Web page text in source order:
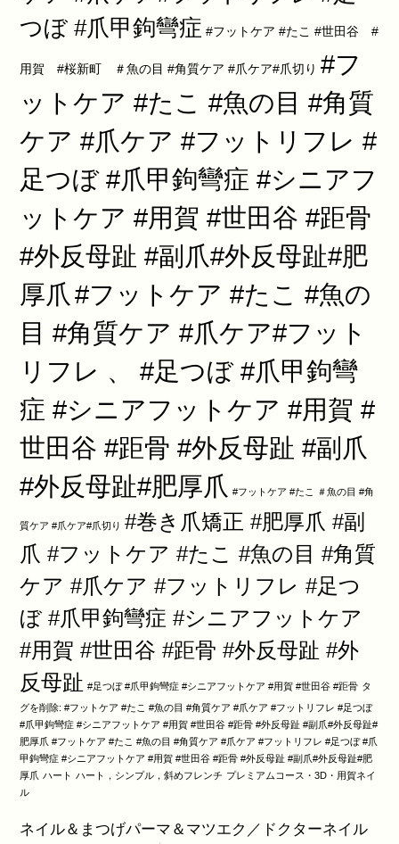
つぼ #爪甲鉤彎症 #フットケア #たこ #世田谷 #
用賀 #桜新町 ＃魚の目 #角質ケア #爪ケア#爪切り #フ
ットケア #たこ #魚の目 #角質
ケア #爪ケア #フットリフレ #
足つぼ #爪甲鉤彎症 #シニアフ
ットケア #用賀 #世田谷 #距骨
#外反母趾 #副爪#外反母趾#肥
厚爪 #フットケア #たこ #魚の
目 #角質ケア #爪ケア#フット
リフレ 、 #足つぼ #爪甲鉤彎
症 #シニアフットケア #用賀 #
世田谷 #距骨 #外反母趾 #副爪
#外反母趾#肥厚爪 #フットケア #たこ ＃魚の目 #角
質ケア #爪ケア#爪切り #巻き爪矯正 #肥厚爪 #副
爪 #フットケア #たこ #魚の目 #角質
ケア #爪ケア #フットリフレ #足つ
ぼ #爪甲鉤彎症 #シニアフットケア
#用賀 #世田谷 #距骨 #外反母趾 #外
反母趾 #足つぼ #爪甲鉤彎症 #シニアフットケア #用賀 #世田谷 #距骨 タ
グを削除: #フットケア #たこ #魚の目 #角質ケア #爪ケア #フットリフレ #足つぼ
#爪甲鉤彎症 #シニアフットケア #用賀 #世田谷 #距骨 #外反母趾 #副爪#外反母趾#
肥厚爪 #フットケア #たこ #魚の目 #角質ケア #爪ケア #フットリフレ #足つぼ #爪
甲鉤彎症 #シニアフットケア #用賀 #世田谷 #距骨 #外反母趾 #副爪#外反母趾#肥
厚爪 ハート ハート，シンプル，斜めフレンチ プレミアムコース・3D・用賀ネイ
ル
ネイル＆まつげパーマ＆マツエク／ドクターネイル